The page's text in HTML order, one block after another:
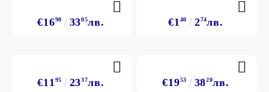
€1690 3305лв. €1 40 274лв.
€11 95 2337лв. €1953 3820лв.